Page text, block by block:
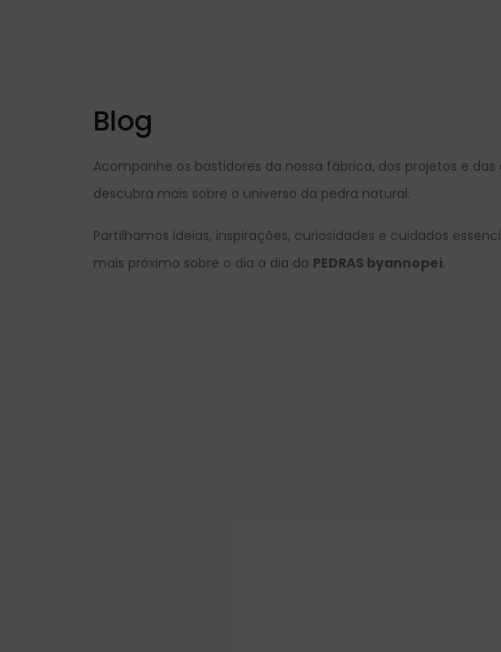
Blog
Acompanhe os bastidores da nossa fábrica, dos projetos e das
descubra mais sobre o universo da pedra natural.
Partilhamos ideias, inspirações, curiosidades e cuidados
mais próximo sobre o dia a dia da PEDRAS byannopei.